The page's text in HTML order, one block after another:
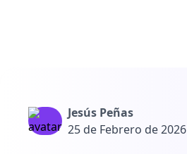
Jesús Peñas
25 de Febrero de 2026